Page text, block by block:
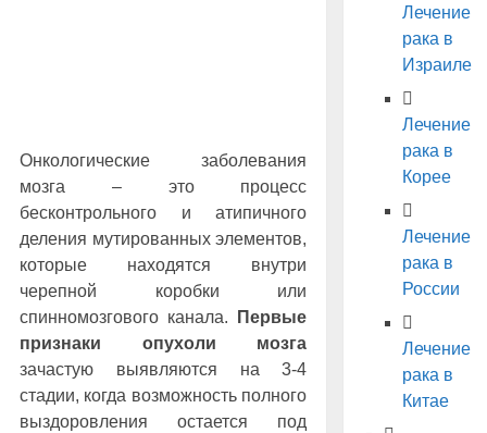
Онкологические заболевания
мозга – это процесс
бесконтрольного и атипичного
деления мутированных элементов,
которые находятся внутри
черепной коробки или
спинномозгового канала.
Первые
признаки опухоли мозга
зачастую выявляются на 3-4
стадии, когда возможность полного
выздоровления остается под
Лечение
рака в
Израиле
Лечение
рака в
Корее
Лечение
рака в
России
Лечение
рака в
Китае